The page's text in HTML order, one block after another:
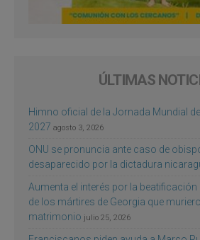
ÚLTIMAS
Himno oficial de la Jornada Mundial
2027 agosto 3, 2026
ONU se pronuncia ante caso de
desaparecido por la dictadura
Aumenta el interés por la
de los mártires de Georgia que
matrimonio julio 25, 2026